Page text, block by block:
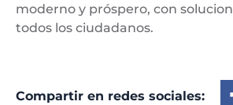
moderno y próspero, con
todos los ciudadanos.
Compartir en redes sociales: